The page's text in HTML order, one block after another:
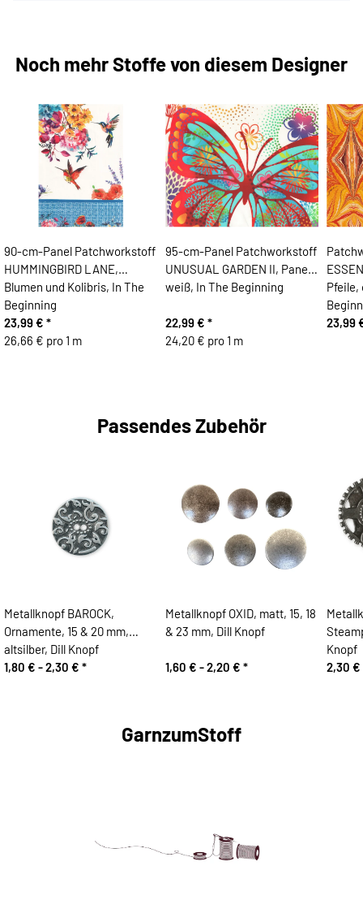
Noch mehr Stoffe von diesem Designer
90-cm-Panel Patchworkstoff
HUMMINGBIRD LANE,
Blumen und Kolibris, In The
Beginning
23,99 € *
26,66 € pro 1 m
95-cm-Panel Patchworkstoff
UNUSUAL GARDEN II, Panel,
weiß, In The Beginning
22,99 € *
24,20 € pro 1 m
Pfeile,
23,99
Passendes Zubehör
Metallknopf BAROCK,
Ornamente, 15 & 20 mm,
altsilber, Dill Knopf
1,80 € -2,30 € *
Metallknopf OXID, matt, 15, 18
& 23 mm, Dill Knopf
1,60 € -2,20 € *
Knopf
2,30
GarnzumStoff